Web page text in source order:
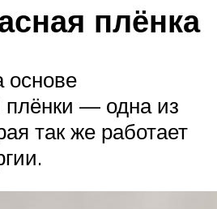
плёнка
основе
плёнки — одна из
так же работает